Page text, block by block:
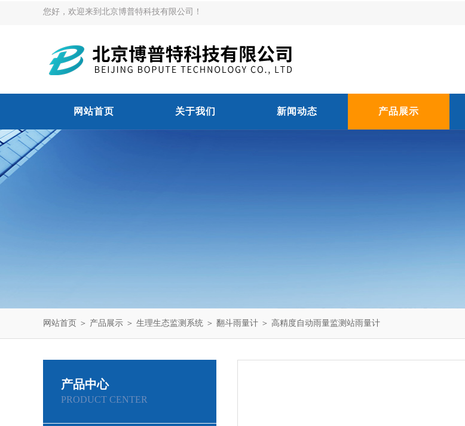
您好，欢迎来到北京博普特科技有限公司！
网站首页 关于我们 新闻动态 产品展示
网站首页 ＞ 产品展示 ＞ 生理生态监测系统 ＞ 翻斗雨量计 ＞ 高精度自动雨量监测站雨量计
产品中心
PRODUCT CENTER